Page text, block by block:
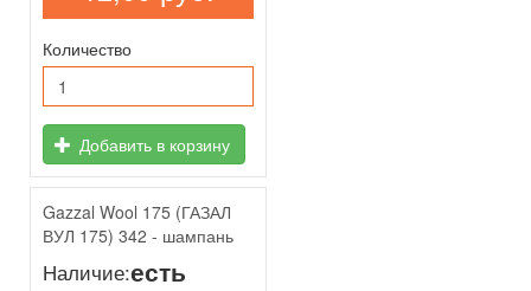
Количество
Добавить в корзину
Gazzal Wool 175 (ГАЗАЛ
ВУЛ 175) 342 - шампань
Наличие:есть